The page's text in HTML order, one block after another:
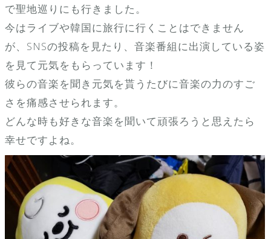
で聖地巡りにも行きました。
今はライブや韓国に旅行に行くことはできません
が、SNSの投稿を見たり、音楽番組に出演している姿
を見て元気をもらっています！
彼らの音楽を聞き元気を貰うたびに音楽の力のすご
さを痛感させられます。
どんな時も好きな音楽を聞いて頑張ろうと思えたら
幸せですよね。